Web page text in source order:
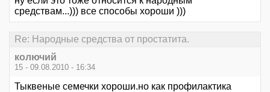
средствам...))) все способы хороши )))
Re: Народные средства от простатита.
колючий
15 - 09.08.2010 - 16:34
Тыквеные семечки хороши.но как профилактика